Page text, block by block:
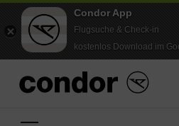
Condor App
Flugsuche & Check-in
kostenlos Download im